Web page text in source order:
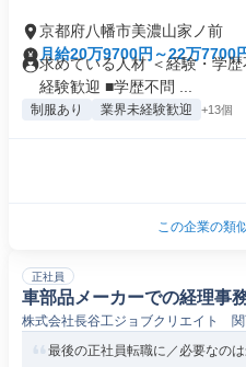
京都府八幡市美濃山家ノ前
月給20万9700円～22万7700
求めている人材 ＜経験・学
経験歓迎 ■学歴不問 ...
制服あり 業界未経験歓迎 +13個
この企業の類
正社員
車部品メーカーでの経理事
株式会社長谷工ジョブクリエイト 関
最後の正社員転職に／必要なの